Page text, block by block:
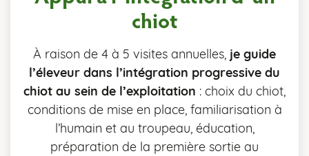
chiot
À raison de 4 à 5 visites annuelles, je guide
l’éleveur dans l’intégration progressive du
chiot au sein de l’exploitation : choix du chiot,
conditions de mise en place, familiarisation à
l’humain et au troupeau, éducation,
préparation de la première sortie au